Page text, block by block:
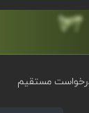
مستقیم